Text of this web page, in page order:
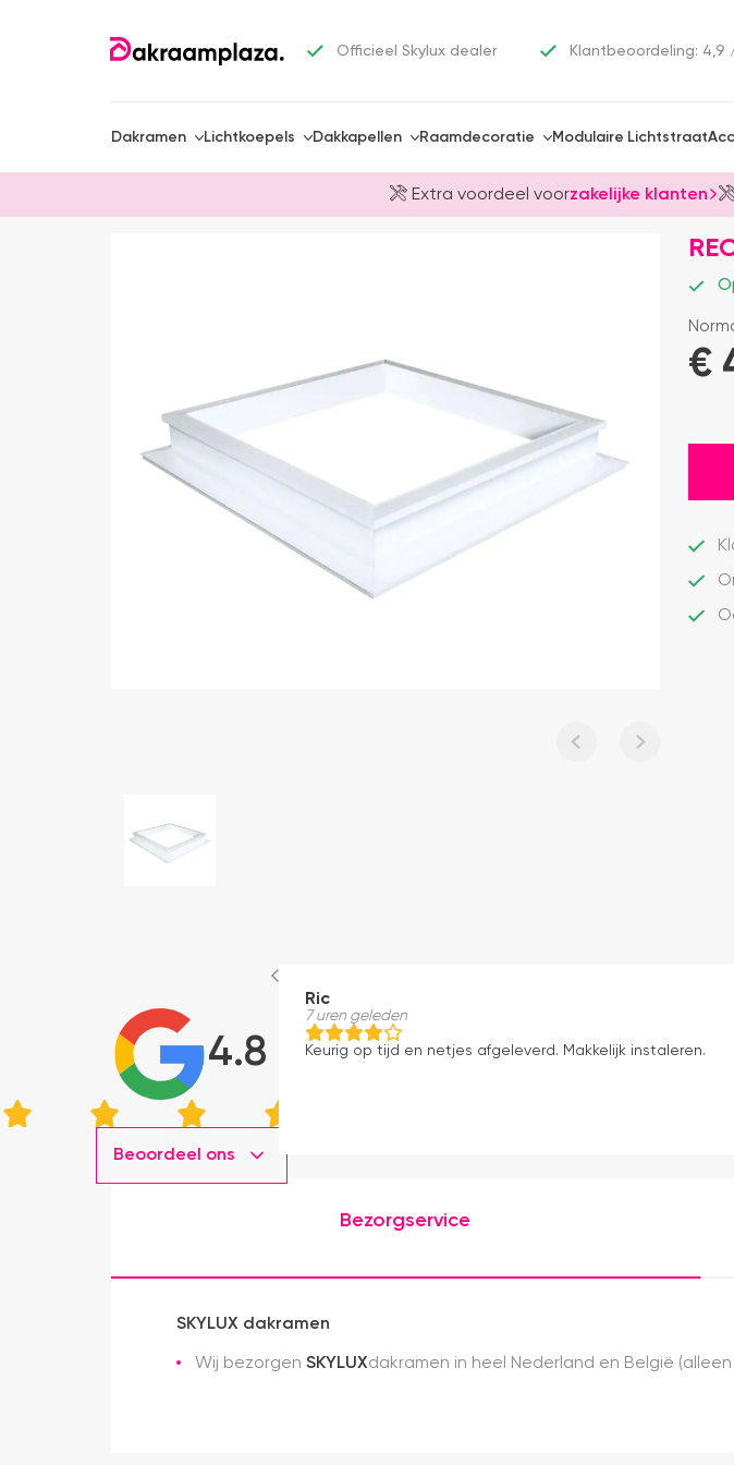
Officieel Skylux dealer Klantbeoordeling: 4,9
Dakramen Lichtkoepels Dakkapellen Raamdecoratie Modulaire Lichtstraat
Extra voordeel voorzakelijke klanten
€
4.8
Beoordeel ons
Ric
7 uren geleden
Keurig op tijd en netjes afgeleverd. Makkelijk instaleren.
Bezorgservice
SKYLUX dakramen
Wij bezorgen SKYLUXdakramen in heel Nederland en België